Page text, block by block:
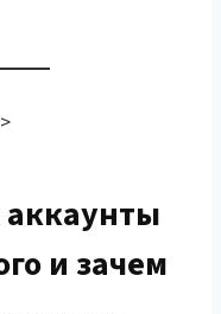
и зачем